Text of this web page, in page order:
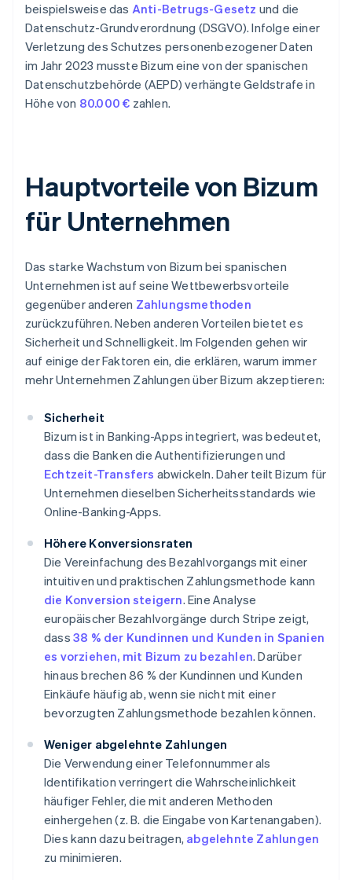
beispielsweise das Anti-Betrugs-Gesetz und die
Datenschutz-Grundverordnung (DSGVO). Infolge einer
Verletzung des Schutzes personenbezogener Daten
im Jahr 2023 musste Bizum eine von der spanischen
Datenschutzbehörde (AEPD) verhängte Geldstrafe in
Höhe von 80.000 € zahlen.
Hauptvorteile von Bizum
für Unternehmen
Das starke Wachstum von Bizum bei spanischen
Unternehmen ist auf seine Wettbewerbsvorteile
gegenüber anderen Zahlungsmethoden
zurückzuführen. Neben anderen Vorteilen bietet es
Sicherheit und Schnelligkeit. Im Folgenden gehen wir
auf einige der Faktoren ein, die erklären, warum immer
mehr Unternehmen Zahlungen über Bizum akzeptieren:
Sicherheit
Bizum ist in Banking-Apps integriert, was bedeutet,
dass die Banken die Authentifizierungen und
Echtzeit-Transfers abwickeln. Daher teilt Bizum für
Unternehmen dieselben Sicherheitsstandards wie
Online-Banking-Apps.
Höhere Konversionsraten
Die Vereinfachung des Bezahlvorgangs mit einer
intuitiven und praktischen Zahlungsmethode kann
die Konversion steigern. Eine Analyse
europäischer Bezahlvorgänge durch Stripe zeigt,
dass 38 % der Kundinnen und Kunden in Spanien
es vorziehen, mit Bizum zu bezahlen. Darüber
hinaus brechen 86 % der Kundinnen und Kunden
Einkäufe häufig ab, wenn sie nicht mit einer
bevorzugten Zahlungsmethode bezahlen können.
Weniger abgelehnte Zahlungen
Die Verwendung einer Telefonnummer als
Identifikation verringert die Wahrscheinlichkeit
häufiger Fehler, die mit anderen Methoden
einhergehen (z. B. die Eingabe von Kartenangaben).
Dies kann dazu beitragen, abgelehnte Zahlungen
zu minimieren.